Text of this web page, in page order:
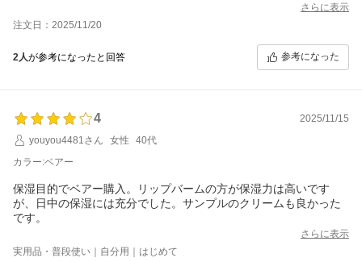
さらに表示
注文日：2025/11/20
2人が参考になったと回答 参考になった
4
2025/11/15
youyou4481さん
女性
40代
カラー:ベアー
保湿目的でベアー購入。リップバームの方が保湿力は高いです
が、日中の保湿には充分でした。サンプルのクリームも良かった
です。
さらに表示
実用品・普段使い｜自分用｜はじめて